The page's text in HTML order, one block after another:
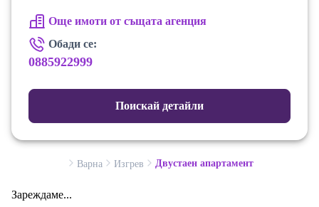
Още имоти от същата агенция
Обади се:
0885922999
Поискай детайли
Варна Изгрев Двустаен апартамент
Зареждаме...